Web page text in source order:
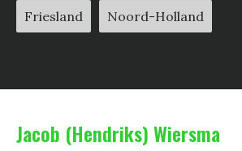
Friesland Noord-Holland
Jacob (Hendriks) Wiersma